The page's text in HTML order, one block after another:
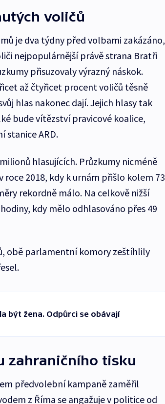
voličů
je dva týdny před volbami zakázáno,
nejpopulárnější právě strana Bratři
přisuzovaly výrazný náskok.
až čtyřicet procent voličů těsně
hlas nakonec dají. Jejich hlasy tak
bude vítězství pravicové koalice,
stanice ARD.
hlasujících. Průzkumy nicméně
2018, kdy k urnám přišlo kolem 73
rekordně málo. Na celkově nižší
kdy mělo odhlasováno přes 49
obě parlamentní komory zeštíhlily
být žena. Odpůrci se obávají
zahraničního tisku
předvolební kampaně zaměřil
z Říma se angažuje v politice od